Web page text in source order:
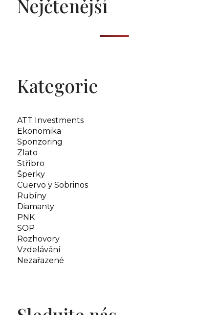
Nejčtenější
Kategorie
ATT Investments
Ekonomika
Sponzoring
Zlato
Stříbro
Šperky
Cuervo y Sobrinos
Rubíny
Diamanty
PNK
SOP
Rozhovory
Vzdelávání
Nezařazené